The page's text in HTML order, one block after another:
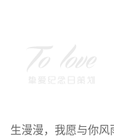
生漫漫，我愿与你风